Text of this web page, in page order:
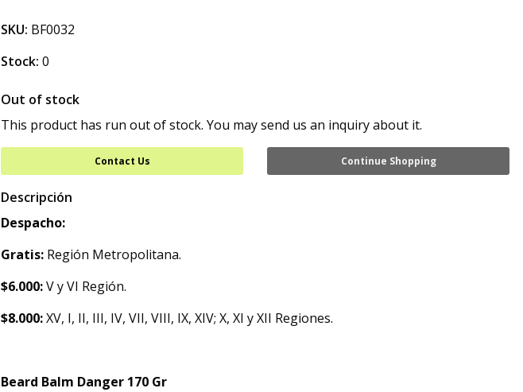
SKU: BF0032
Stock: 0
Out of stock
This product has run out of stock. You may send us an inquiry about it.
Contact Us Continue Shopping
Descripción
Despacho:
Gratis: Región Metropolitana.
$6.000:V y VI Región.
$8.000:XV, I, II, III, IV, VII, VIII, IX, XIV; X, XI y XII Regiones.
Beard Balm Danger 170 Gr